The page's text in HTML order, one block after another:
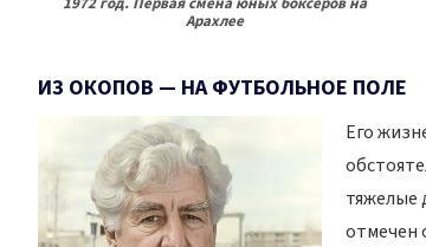
Арахлее
ИЗ ОКОПОВ — НА ФУТБОЛЬНОЕ ПОЛЕ
Его
тяжелые
отмечен